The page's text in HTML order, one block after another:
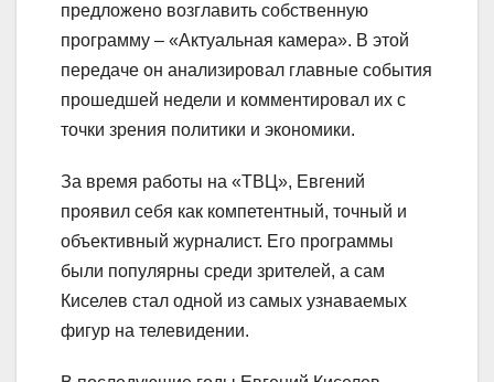
предложено возглавить собственную
программу – «Актуальная камера». В этой
передаче он анализировал главные события
прошедшей недели и комментировал их с
точки зрения политики и экономики.
За время работы на «ТВЦ», Евгений
проявил себя как компетентный, точный и
объективный журналист. Его программы
были популярны среди зрителей, а сам
Киселев стал одной из самых узнаваемых
фигур на телевидении.